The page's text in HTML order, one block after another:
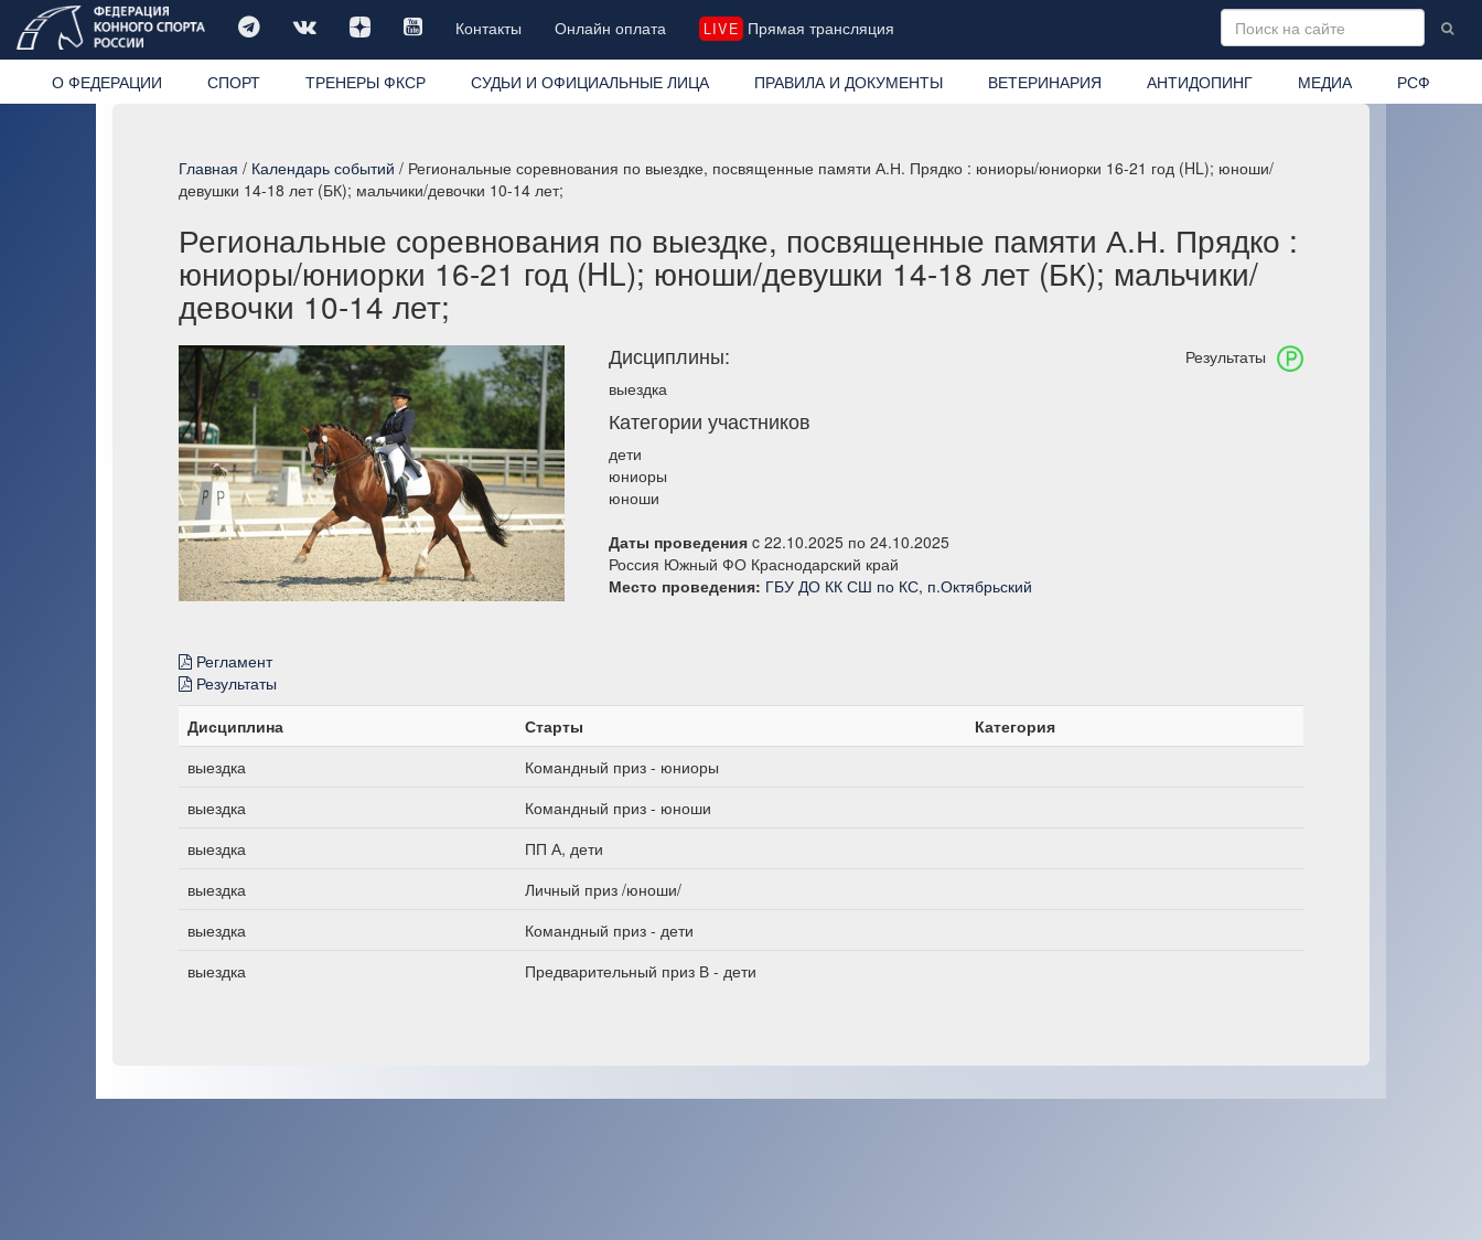
Контакты Онлайн оплата LIVE Прямая трансляция
О ФЕДЕРАЦИИ СПОРТ ТРЕНЕРЫ ФКСР СУДЬИ И ОФИЦИАЛЬНЫЕ ЛИЦА ПРАВИЛА И ДОКУМЕНТЫ ВЕТЕРИНАРИЯ АНТИДОПИНГ МЕДИА РСФ
Главная / Календарь событий / Региональные соревнования по выездке, посвященные памяти А.Н. Прядко : юниоры/юниорки 16-21 год (HL); юноши/
девушки 14-18 лет (БК); мальчики/девочки 10-14 лет;
Региональные соревнования по выездке, посвященные памяти А.Н. Прядко :
юниоры/юниорки 16-21 год (HL); юноши/девушки 14-18 лет (БК); мальчики/
девочки 10-14 лет;
Результаты
Дисциплины:
выездка
Категории участников
дети
юниоры
юноши
Даты проведения c 22.10.2025 по 24.10.2025
Россия Южный ФО Краснодарский край
Место проведения: ГБУ ДО КК СШ по КС, п.Октябрьский
Регламент
Результаты
Дисциплина
Старты
Категория
выездка
Командный приз - юниоры
выездка
Командный приз - юноши
выездка
ПП А, дети
выездка
Личный приз /юноши/
выездка
Командный приз - дети
выездка
Предварительный приз В - дети